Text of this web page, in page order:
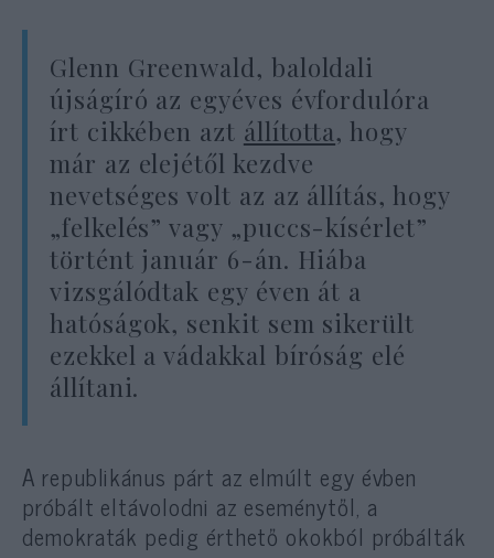
Glenn Greenwald, baloldali
újságíró az egyéves évfordulóra
írt cikkében azt állította, hogy
már az elejétől kezdve
nevetséges volt az az állítás, hogy
„felkelés” vagy „puccs-kísérlet”
történt január 6-án. Hiába
vizsgálódtak egy éven át a
hatóságok, senkit sem sikerült
ezekkel a vádakkal bíróság elé
állítani.
A republikánus párt az elmúlt egy évben
próbált eltávolodni az eseménytől, a
demokraták pedig érthető okokból próbálták